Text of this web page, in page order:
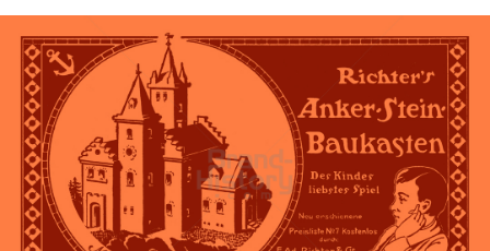
Richter & Cie., Rudolstadt
Richter & Cie., Rudolstadt
1911